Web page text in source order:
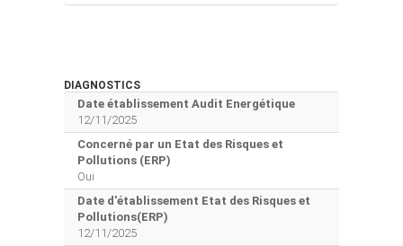
DIAGNOSTICS
Date établissement Audit Energétique
12/11/2025
Concerné par un Etat des Risques et
Pollutions (ERP)
Oui
Date d'établissement Etat des Risques et
Pollutions(ERP)
12/11/2025